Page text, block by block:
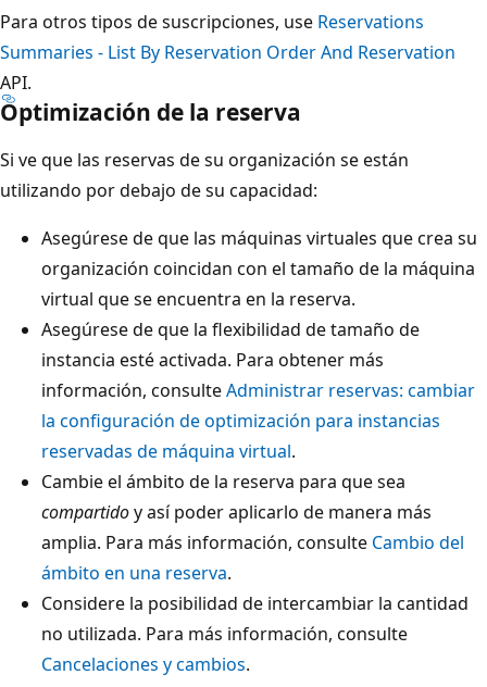
Para otros tipos de suscripciones, use Reservations
Summaries - List By Reservation Order And Reservation
API.
Optimización de la reserva
Si ve que las reservas de su organización se están
utilizando por debajo de su capacidad:
Asegúrese de que las máquinas virtuales que crea su
organización coincidan con el tamaño de la máquina
virtual que se encuentra en la reserva.
Asegúrese de que la flexibilidad de tamaño de
instancia esté activada. Para obtener más
información, consulteAdministrar reservas: cambiar
la configuración de optimización para instancias
reservadas de máquina virtual.
Cambie el ámbito de la reserva para que sea
compartidoy así poder aplicarlo de manera más
amplia. Para más información, consulte Cambio del
ámbito en una reserva.
Considere la posibilidad de intercambiar la cantidad
no utilizada. Para más información, consulte
Cancelaciones y cambios.